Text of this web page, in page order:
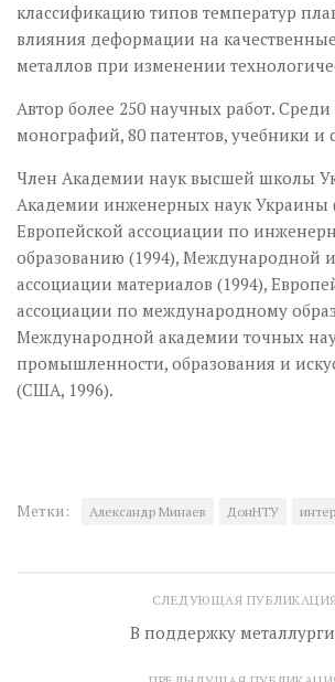
классификацию типов температур
влияния деформации на
металлов при изменении
Автор более 250 научных работ.
монографий, 80 патентов, учебники и
Член Академии наук высшей школы
Академии инженерных наук Украины
Европейской ассоциации по
образованию (1994), Международной
ассоциации материалов (1994),
ассоциации по международному
Международной академии точных
промышленности, образования и
(США, 1996).
Метки: Александр Минаев ДонНТУ
СЛЕДУЮЩАЯ
В поддержку